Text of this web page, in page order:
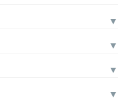
▼
▼
▼
▼